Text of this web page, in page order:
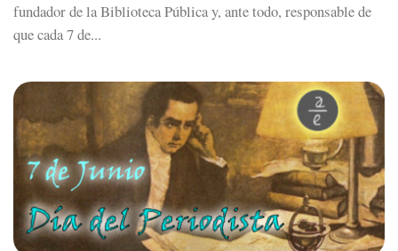
fundador de la Biblioteca Pública y, ante todo, responsable de
que cada 7 de...